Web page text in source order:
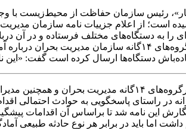
رئیس سازمان حفاظت از محیط‌زیست با
است؛ از اعلام جزییات نامه سازمان
را به دستگاه‌های مختلف فرستاده و در آن
نامه این سازمان به استان‌ها و کارگروه‌های
دستگاه‌ها ارسال کرده است گفت: «این
این نامه که به شکل محرمانه به
در راستای پاسخگویی به حوادث
این نامه شد تا براساس آن اقدامات